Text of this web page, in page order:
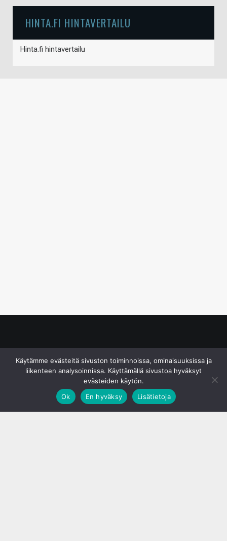
HINTA.FI HINTAVERTAILU
Hinta.fi hintavertailu
Käytämme evästeitä sivuston toiminnoissa, ominaisuuksissa ja
liikenteen analysoinnissa. Käyttämällä sivustoa hyväksyt
evästeiden käytön.
Ok
En hyväksy Lisätietoja